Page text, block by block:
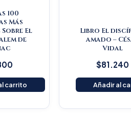
100
Más
El
de
carrito
Libro El
amado –
Vidal
$81.240
Añadir al